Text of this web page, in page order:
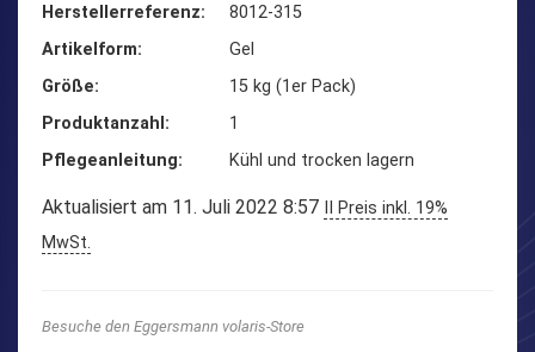
Herstellerreferenz
‎8012-315
Artikelform
‎Gel
Größe
‎15 kg (1er Pack)
Produktanzahl
‎1
Pflegeanleitung
‎Kühl und trocken lagern
Aktualisiert am 11. Juli 2022 8:57
II Preis inkl. 19%
MwSt.
Besuche den Eggersmann volaris-Store